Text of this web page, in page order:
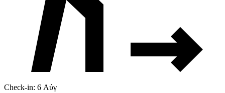
Check-in: 6 Αύγ